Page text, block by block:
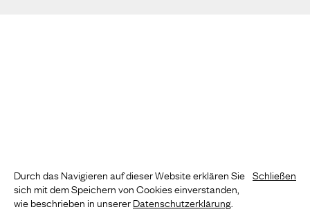
Durch das Navigieren auf dieser Website erklären Sie
sich mit dem Speichern von Cookies einverstanden,
wie beschrieben in unsererDatenschutzerklärung
Schließen